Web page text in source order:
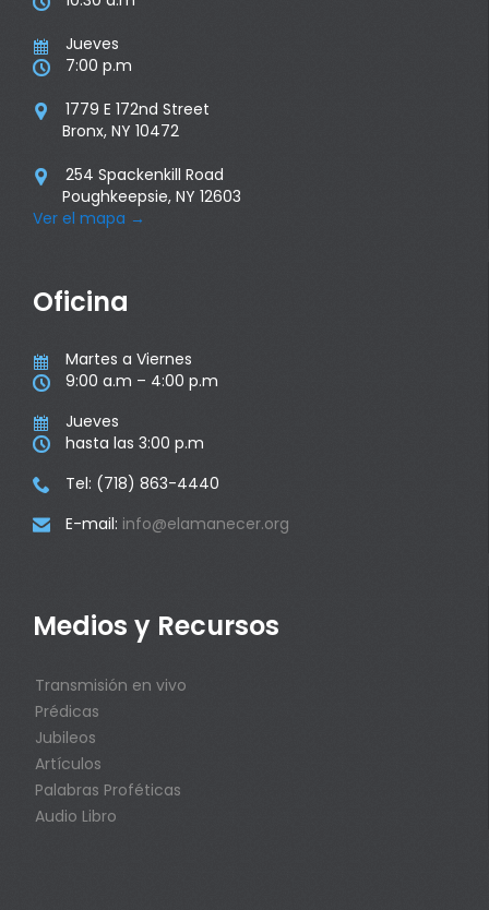
 Jueves
 7:00 p.m

1779 E 172nd Street
Bronx, NY 10472

254 Spackenkill Road
Poughkeepsie, NY 12603
Ver el mapa →
Oficina
 Martes a Viernes
 9:00 a.m – 4:00 p.m
 Jueves
 hasta las 3:00 p.m
 Tel: (718) 863-4440
 E-mail: info@elamanecer.org
Medios y Recursos
Transmisión en vivo
Prédicas
Jubileos
Artículos
Palabras Proféticas
Audio Libro